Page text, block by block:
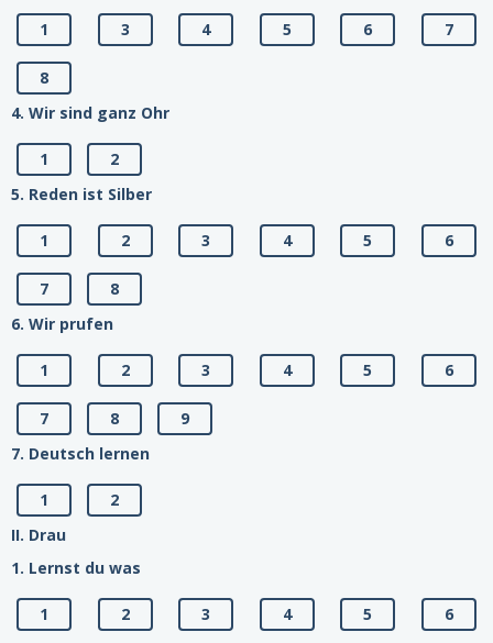
1 3 4 5 6 7
8
4. Wir sind ganz Ohr
1
2
5. Reden ist Silber
1 2 3 4 5 6
7
8
6. Wir prufen
1 2 3 4 5 6
7 8
9
7. Deutsch lernen
1
2
II. Drau
1. Lernst du was
1 2 3 4 5 6